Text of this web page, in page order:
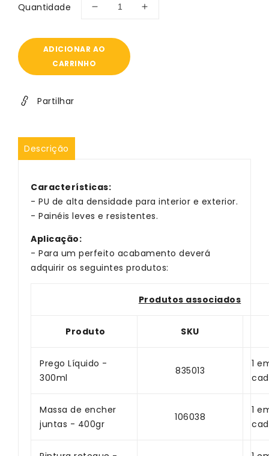
Quantidade
Diminuir
quantidade
de
Aragon
PX-
Aumentar
ADICIONAR AO
CARRINHO
Partilhar
Descrição
Características:
- PU de alta densidade para interior e exterior.
- Painéis leves e resistentes.
Aplicação:
- Para um perfeito acabamento deverá
adquirir os seguintes produtos:
Produtos associados
Produto SKU
Prego Líquido -
300ml
835013
1
Massa de encher
juntas - 400gr
106038
1